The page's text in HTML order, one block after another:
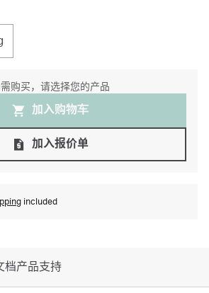
购买，请选择您的产品
加入购物⻋
加入报价单
included
档产品支持